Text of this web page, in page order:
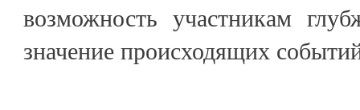
возможность участникам
значение происходящих